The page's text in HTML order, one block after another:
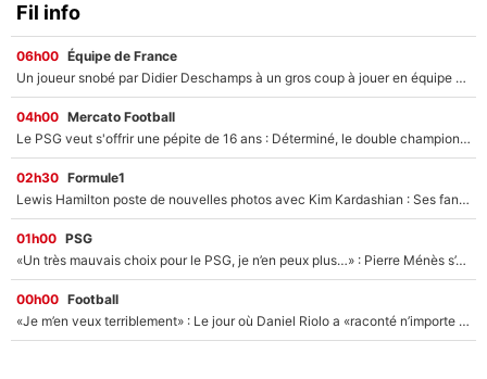
Fil info
06h00 Équipe de France
Un joueur snobé par Didier Deschamps à un gros coup à jouer en équipe de France : Zinedine Zidane a trouvé son numéro 9 ?
04h00 Mercato Football
Le PSG veut s'offrir une pépite de 16 ans : Déterminé, le double champion d'Europe en titre est prêt à lâcher 40M€ pour celui que l'on compare déjà à Vinicius Jr !
02h30 Formule1
Lewis Hamilton poste de nouvelles photos avec Kim Kardashian : Ses fans le voient déjà redevenir champion du monde de F1 grâce à elle !
01h00 PSG
«Un très mauvais choix pour le PSG, je n’en peux plus…» : Pierre Ménès s’est complètement trompé avec Luis Enrique et ces déclarations le prouvent !
00h00 Football
«Je m’en veux terriblement» : Le jour où Daniel Riolo a «raconté n’importe quoi» dans l'After Foot !